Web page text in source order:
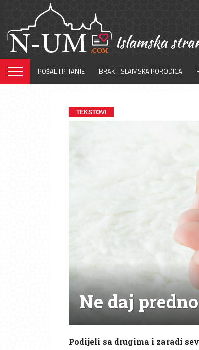
POŠALJI PITANJE BRAK I ISLAMSKA PORODICA
TEKSTOVI
Ne daj
Podijeli sa drugima i zaradi